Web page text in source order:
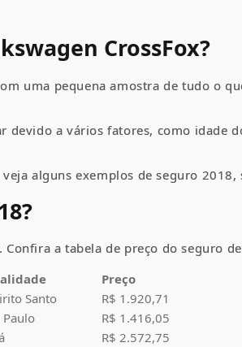
CrossFox?
uma pequena amostra de tudo o
devido a vários fatores, como idade
alguns exemplos de seguro
Confira a tabela de preço do seguro
Preço
Santo
R$ 1.920,71
Paulo
R$ 1.416,05
R$ 2.572,75